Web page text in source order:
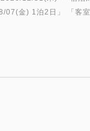
07(金) 1泊2日 」 「 客